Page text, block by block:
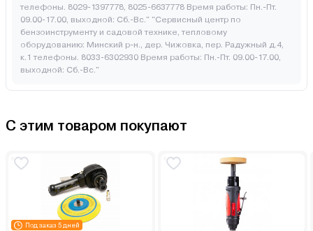
телефоны. 8029-1397778, 8025-6637778 Время работы: Пн.-Пт.
09.00-17.00, выходной: Cб.-Вс." "Сервисный центр по
бензоинструменту и садовой технике, тепловому
оборудованию: Минский р-н., дер. Чижовка, пер. Радужный д.4,
к.1 телефоны. 8033-6302930 Время работы: Пн.-Пт. 09.00-17.00,
выходной: Cб.-Вс."
С этим товаром покупают
Под заказ 5 дней